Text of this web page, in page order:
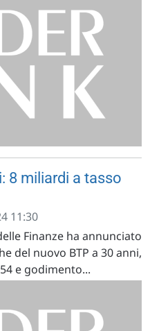
8 miliardi a tasso
11:30
Finanze ha annunciato
del nuovo BTP a 30 anni,
e godimento...